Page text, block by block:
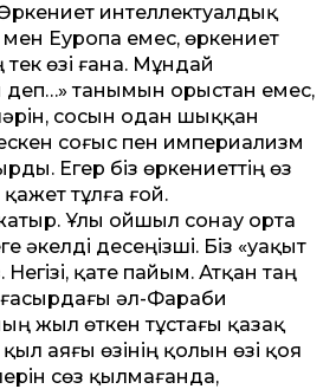
интеллектуалдық
мен Еуропа емес, өркениет
өзі ғана. Мұндай
деп…» танымын орыстан емес,
сосын одан шыққан
соғыс пен империализм
Егер біз өркениеттің өз
тұлға ғой.
Ұлы ойшыл сонау орта
десеңізші. Біз «уақыт
қате пайым. Атқан таң
әл-Фараби
жыл өткен тұстағы қазақ
аяғы өзінің қолын өзі қоя
сөз қылмағанда,